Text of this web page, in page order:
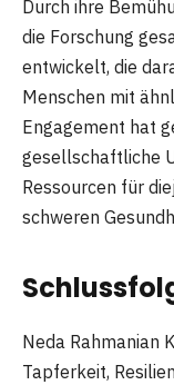
Durch ihre
die Forschung
entwickelt, die
Menschen mit
Engagement hat
gesellschaftliche
Ressourcen für
schweren
Neda Rahmanian
Tapferkeit,